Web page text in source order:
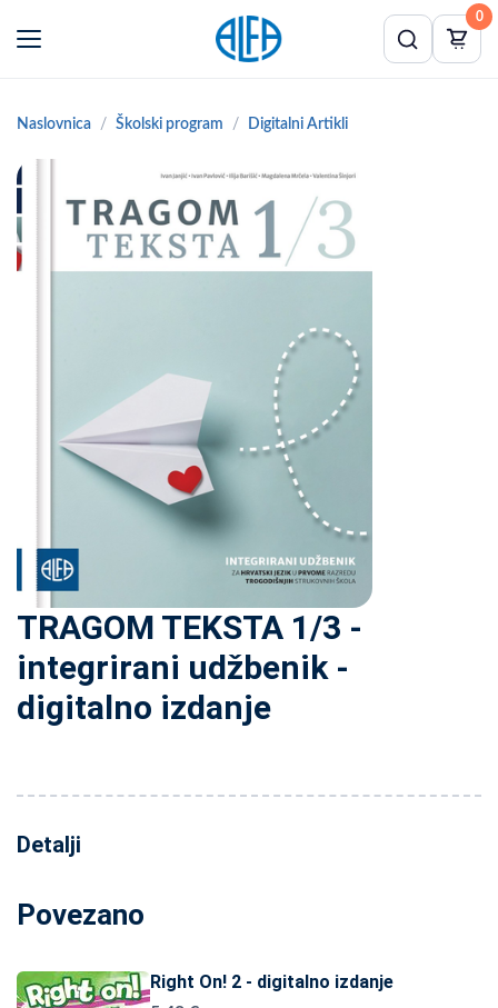
0
Naslovnica Školski program Digitalni Artikli
TRAGOM TEKSTA 1/3 -
integrirani udžbenik -
digitalno izdanje
Detalji
Povezano
Right On! 2 - digitalno izdanje